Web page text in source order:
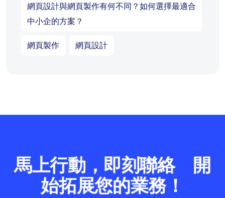
網頁設計與網頁製作有何不同？如何選擇最適合
中小企的方案？
網頁製作 網頁設計
馬上行動，即刻聯絡 開
始拓展您的業務！